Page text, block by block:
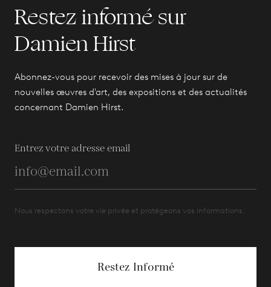
Restez informé sur
Damien Hirst
Abonnez-vous pour recevoir des mises à jour sur de
nouvelles œuvres d'art, des expositions et des actualités
concernant Damien Hirst.
Entrez votre adresse email
Nous respectons votre vie privée et protégeons vos informations.
Restez Informé